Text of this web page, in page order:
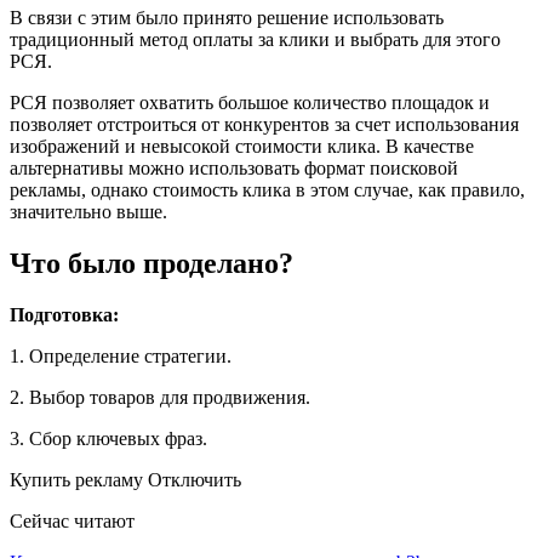
В связи с этим было принято решение использовать
традиционный метод оплаты за клики и выбрать для этого
РСЯ.
РСЯ позволяет охватить большое количество площадок и
позволяет отстроиться от конкурентов за счет использования
изображений и невысокой стоимости клика. В качестве
альтернативы можно использовать формат поисковой
рекламы, однако стоимость клика в этом случае, как правило,
значительно выше.
Что было проделано?
Подготовка:
1. Определение стратегии.
2. Выбор товаров для продвижения.
3. Сбор ключевых фраз.
Купить рекламу Отключить
Сейчас читают